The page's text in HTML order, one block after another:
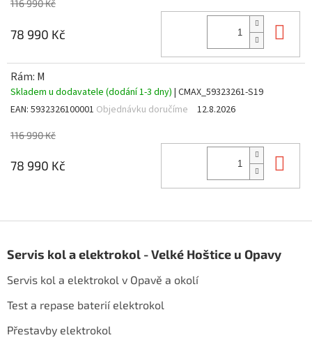
116 990 Kč
78 990 Kč
Rám: M
Skladem u dodavatele (dodání 1-3 dny) | CMAX_59323261-S19
EAN: 5932326100001 Objednávku doručíme 12.8.2026
116 990 Kč
78 990 Kč
pServis kol a elektrokol - Velké Hoštice u Opavy
Servis kol a elektrokol v Opavě a okolí
Test a repase baterií elektrokol
Přestavby elektrokol